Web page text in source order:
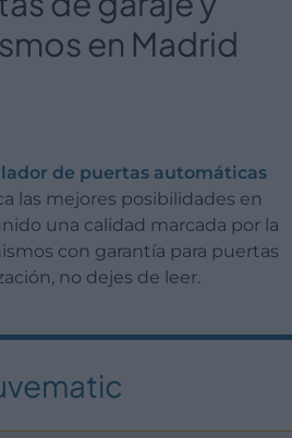
en Madrid
de puertas automáticas
las mejores posibilidades en
una calidad marcada por la
con garantía para puertas
no dejes de leer.